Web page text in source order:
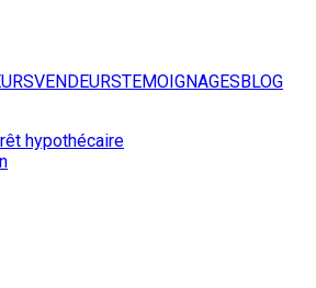
VENDEURSTEMOIGNAGESBLOG
hypothécaire